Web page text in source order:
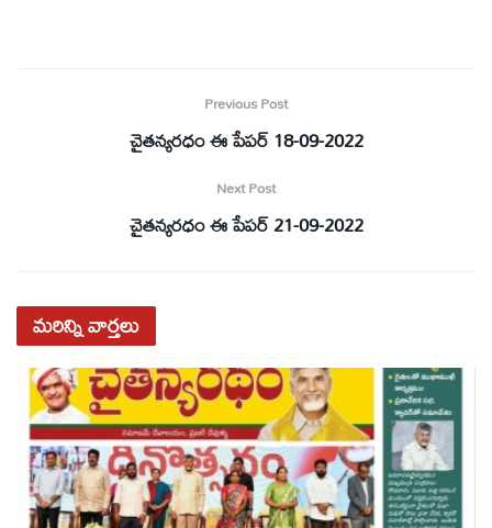
Previous Post
చైతన్యరధం ఈ పేపర్ 18-09-2022
Next Post
చైతన్యరధం ఈ పేపర్ 21-09-2022
మరిన్నివార్తలు